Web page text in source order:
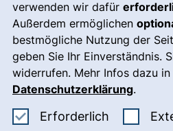
verwenden wir dafür
Außerdem ermöglichen
bestmögliche Nutzung der
geben Sie Ihr Einverständnis.
widerrufen. Mehr Infos dazu in
Datenschutzerklärung.
Erforderlich
Leichte
Notfall